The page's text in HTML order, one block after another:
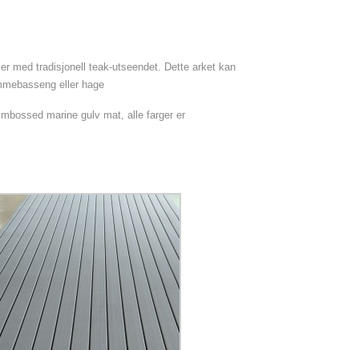
med tradisjonell teak-utseendet. Dette arket kan
eller hage
marine gulv mat, alle farger er